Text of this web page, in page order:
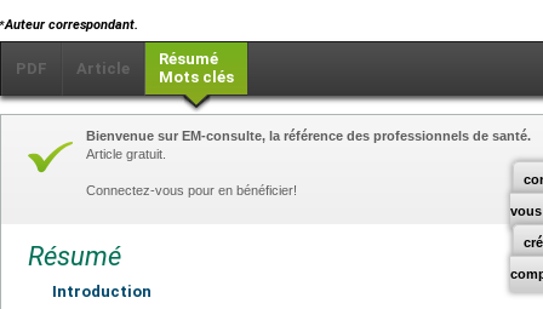
⁎Auteur correspondant.
PDF Article
Résumé
Mots clés
vous
Bienvenue sur EM-consulte, la référence des professionnels de santé.
Article gratuit.
Connectez-vous pour en bénéficier!
Résumé
Introduction